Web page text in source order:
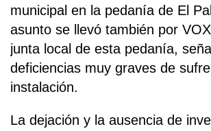
municipal en la pedanía de El
asunto se llevó también por
junta local de esta pedanía,
deficiencias muy graves de
instalación.
La dejación y la ausencia de